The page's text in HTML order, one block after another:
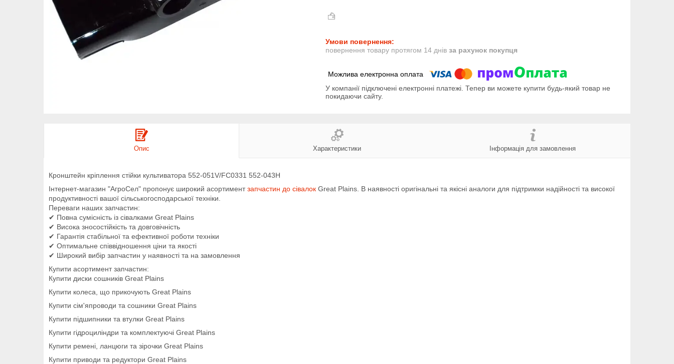
повернення товару протягом 14 днів за рахунок покупця
У компанії підключені електронні платежі. Тепер ви можете купити будь-який товар не
покидаючи сайту.
Опис Характеристики Інформація для замовлення
Кронштейн кріплення стійки культиватора 552-051V/FC0331 552-043H
Інтернет-магазин "АгроСел" пропонує широкий асортиментзапчастин до сівалок Great Plains. В наявності оригінальні та якісні аналоги для підтримки надійності та високої
продуктивності вашої сільськогосподарської техніки.
Переваги наших запчастин:
✔ Повна сумісність із сівалками Great Plains
✔ Висока зносостійкість та довговічність
✔ Гарантія стабільної та ефективної роботи техніки
✔ Оптимальне співвідношення ціни та якості
✔ Широкий вибір запчастин у наявності та на замовлення
Купити асортимент запчастин:
Купити диски сошників Great Plains
Купити колеса, що прикочують Great Plains
Купити сім'япроводи та сошники Great Plains
Купити підшипники та втулки Great Plains
Купити гідроциліндри та комплектуючі Great Plains
Купити ремені, ланцюги та зірочки Great Plains
Купити приводи та редуктори Great Plains